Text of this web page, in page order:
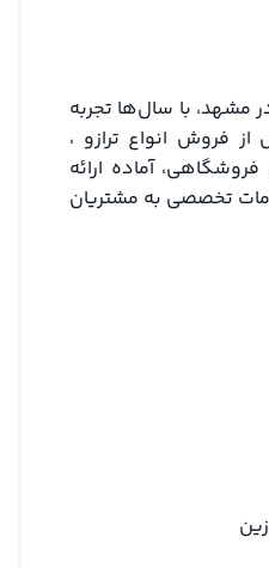
مشهد، با سال‌ها تجربه
فروش انواع ترازو ،
آماده ارائه
تخصصی به مشتریان